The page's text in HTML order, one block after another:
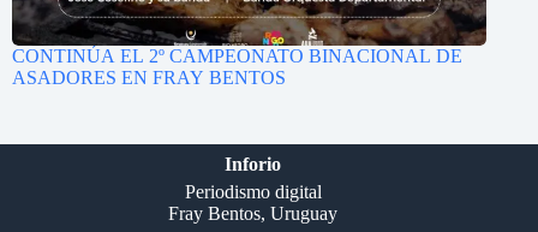
CONTINÚA EL 2º CAMPEONATO BINACIONAL DE
ASADORES EN FRAY BENTOS
Inforio
Periodismo digital
Fray Bentos, Uruguay